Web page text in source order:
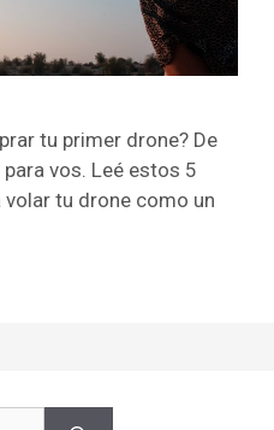
tu primer drone? De
vos. Leé estos 5
tu drone como un